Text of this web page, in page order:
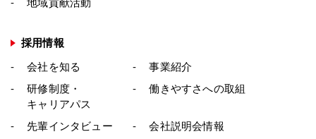
採用情報
会社を知る
事業紹介
研修制度・
キャリアパス
働きやすさへの取組
先輩インタビュー
会社説明会情報